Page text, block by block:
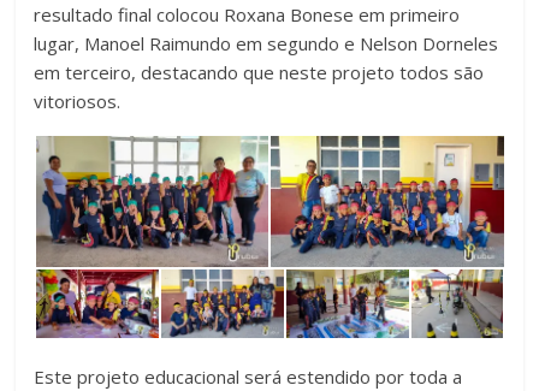
resultado final colocou Roxana Bonese em primeiro
lugar, Manoel Raimundo em segundo e Nelson Dorneles
em terceiro, destacando que neste projeto todos são
vitoriosos.
Este projeto educacional será estendido por toda a